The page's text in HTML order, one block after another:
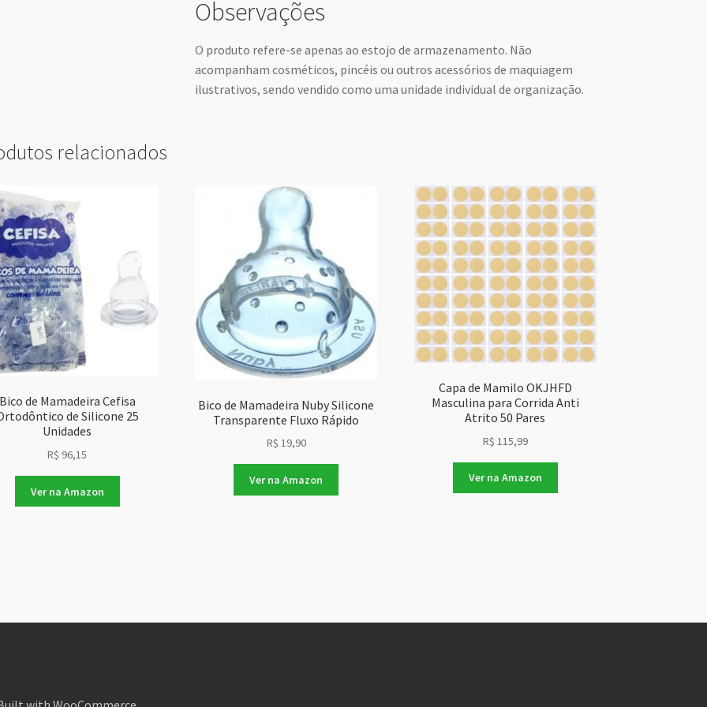
Observações
O produto refere-se apenas ao estojo de armazenamento. Não
acompanham cosméticos, pincéis ou outros acessórios de maquiagem
ilustrativos, sendo vendido como uma unidade individual de organização.
relacionados
de Mamadeira Cefisa
de Silicone 25
Unidades
R$ 96,15
Ver na Amazon
Bico de Mamadeira Nuby Silicone
Transparente Fluxo Rápido
R$ 19,90
Ver na Amazon
Capa de Mamilo OKJHFD
Masculina para Corrida Anti
Atrito 50 Pares
R$ 115,99
Ver na Amazon